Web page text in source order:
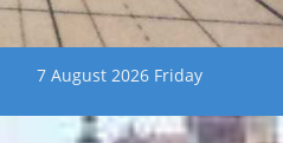
7 August 2026 Friday